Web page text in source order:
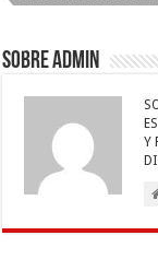
k
Sobre admin
Y